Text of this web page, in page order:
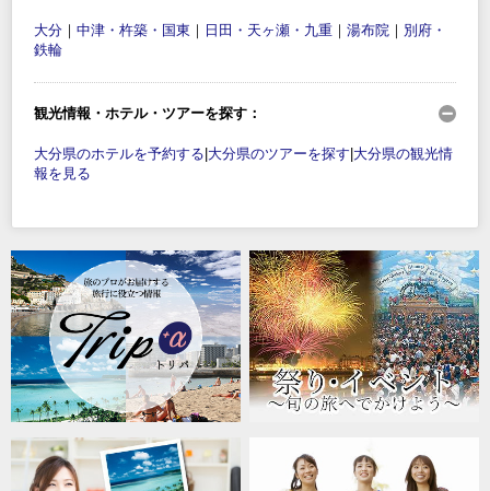
大分 ｜ 中津・杵築・国東 ｜ 日田・天ヶ瀬・九重 ｜ 湯布院 ｜ 別府・
鉄輪
観光情報・ホテル・ツアーを探す：
大分県のホテルを予約する 大分県のツアーを探す 大分県の観光情
報を見る